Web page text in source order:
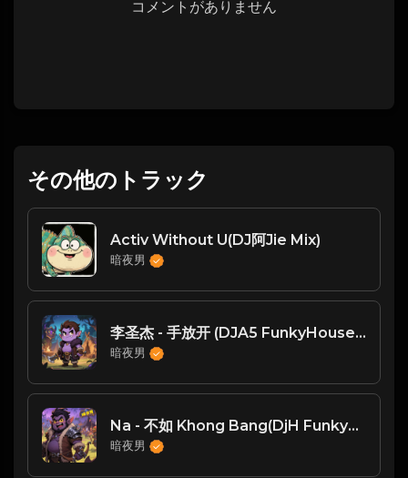
コメントがありません
その他のトラック
Activ Without U(DJ阿Jie Mix)
暗夜男
李圣杰 - 手放开 (DJA5 FunkyHouse Mix)
暗夜男
Na - 不如 Khong Bang(DjH FunkyHouse Rmx 2024 越南语)
暗夜男